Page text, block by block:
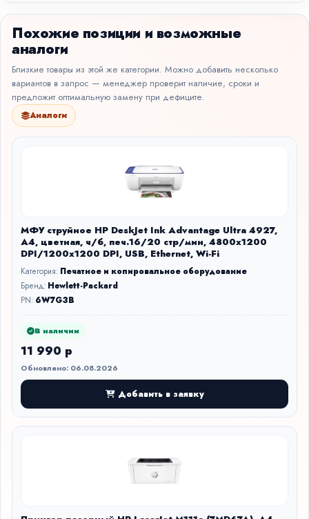
Похожие позиции и возможные
аналоги
Близкие товары из этой же категории. Можно добавить несколько
вариантов в запрос — менеджер проверит наличие, сроки и
предложит оптимальную замену при дефиците.
Аналоги
МФУ струйное HP DeskJet Ink Advantage Ultra 4927,
A4, цветная, ч/б, печ.16/20 стр/мин, 4800x1200
DPI/1200x1200 DPI, USB, Ethernet, Wi-Fi
Категория: Печатное и копировальное оборудование
Бренд: Hewlett-Packard
PN: 6W7G3B
В наличии
11 990 р
Обновлено: 06.08.2026
Добавить в заявку